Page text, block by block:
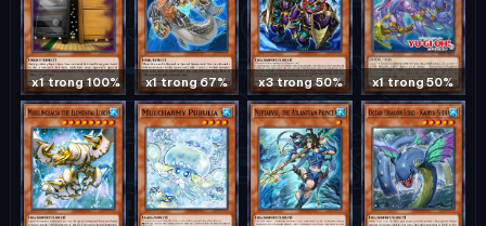
x1 trong 100% x1 trong 67% x3 trong 50% x1 trong 50%